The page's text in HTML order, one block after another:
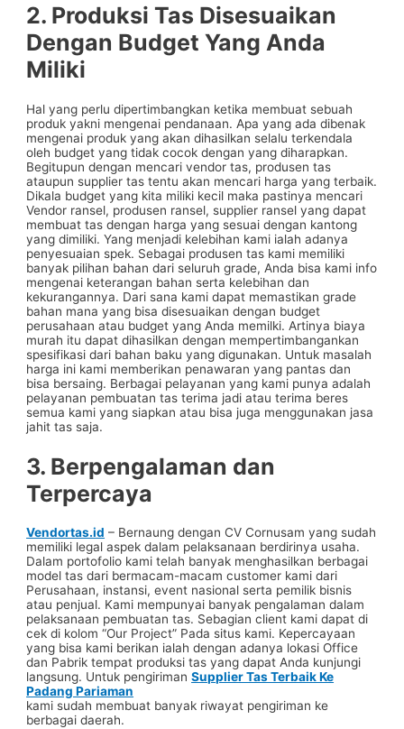
2. Produksi Tas Disesuaikan
Dengan Budget Yang Anda
Miliki
Hal yang perlu dipertimbangkan ketika membuat sebuah
produk yakni mengenai pendanaan. Apa yang ada dibenak
mengenai produk yang akan dihasilkan selalu terkendala
oleh budget yang tidak cocok dengan yang diharapkan.
Begitupun dengan mencari vendor tas, produsen tas
ataupun supplier tas tentu akan mencari harga yang terbaik.
Dikala budget yang kita miliki kecil maka pastinya mencari
Vendor ransel, produsen ransel, supplier ransel yang dapat
membuat tas dengan harga yang sesuai dengan kantong
yang dimiliki. Yang menjadi kelebihan kami ialah adanya
penyesuaian spek. Sebagai produsen tas kami memiliki
banyak pilihan bahan dari seluruh grade, Anda bisa kami info
mengenai keterangan bahan serta kelebihan dan
kekurangannya. Dari sana kami dapat memastikan grade
bahan mana yang bisa disesuaikan dengan budget
perusahaan atau budget yang Anda memilki. Artinya biaya
murah itu dapat dihasilkan dengan mempertimbangankan
spesifikasi dari bahan baku yang digunakan. Untuk masalah
harga ini kami memberikan penawaran yang pantas dan
bisa bersaing. Berbagai pelayanan yang kami punya adalah
pelayanan pembuatan tas terima jadi atau terima beres
semua kami yang siapkan atau bisa juga menggunakan jasa
jahit tas saja.
3. Berpengalaman dan
Terpercaya
Vendortas.id – Bernaung dengan CV Cornusam yang sudah
memiliki legal aspek dalam pelaksanaan berdirinya usaha.
Dalam portofolio kami telah banyak menghasilkan berbagai
model tas dari bermacam-macam customer kami dari
Perusahaan, instansi, event nasional serta pemilik bisnis
atau penjual. Kami mempunyai banyak pengalaman dalam
pelaksanaan pembuatan tas. Sebagian client kami dapat di
cek di kolom “Our Project” Pada situs kami. Kepercayaan
yang bisa kami berikan ialah dengan adanya lokasi Office
dan Pabrik tempat produksi tas yang dapat Anda kunjungi
langsung. Untuk pengirimanSupplier Tas Terbaik Ke
Padang Pariaman
kami sudah membuat banyak riwayat pengiriman ke
berbagai daerah.